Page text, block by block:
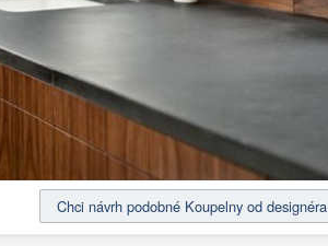
Chci návrh podobné Koupelny od designéra